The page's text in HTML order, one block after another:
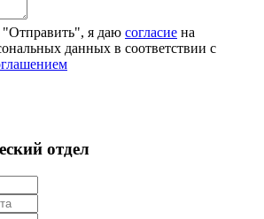
я даю согласие на
данных в соответствии с
отдел